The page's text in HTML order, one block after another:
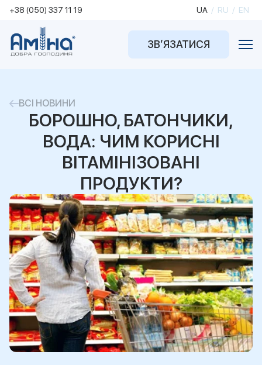
+38 (050) 337 11 19 UA / RU / EN
ЗВ’ЯЗАТИСЯ
ВСІ НОВИНИ
БОРОШНО, БАТОНЧИКИ,
ВОДА: ЧИМ КОРИСНІ
ВІТАМІНІЗОВАНІ
ПРОДУКТИ?